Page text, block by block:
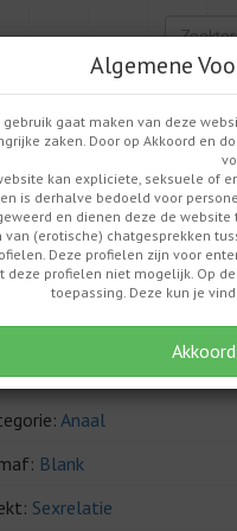
is geen mogelijkheid
Bodorgay1984
in:Poperingen
West-Vlaanderen
Anaal
Blank
Sexrelatie
Algemene
gebruik gaat maken van deze
zaken. Door op Akkoord en
kan expliciete, seksuele of
is derhalve bedoeld voor
en dienen deze de
van (erotische) chatgesprekken
Deze profielen zijn voor
deze profielen niet mogelijk. Op
toepassing. Deze kun je